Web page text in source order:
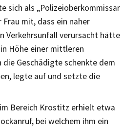
sich als „Polizeioberkommissar
mit, dass ein naher
Verkehrsunfall verursacht hätte
Höhe einer mittleren
Geschädigte schenkte dem
legte auf und setzte die
Bereich Krostitz erhielt etwa
bei welchem ihm ein